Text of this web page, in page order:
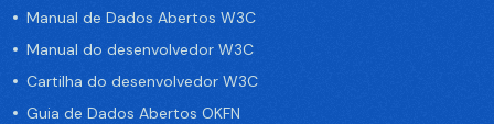
Manual de Dados Abertos W3C
Manual do desenvolvedor W3C
Cartilha do desenvolvedor W3C
Guia de Dados Abertos OKFN